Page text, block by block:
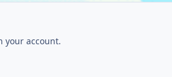
your account.